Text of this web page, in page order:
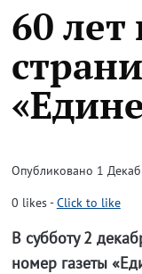
60 лет
Опубликовано 1
0 likes-Click to like
В субботу 2
номер газеты